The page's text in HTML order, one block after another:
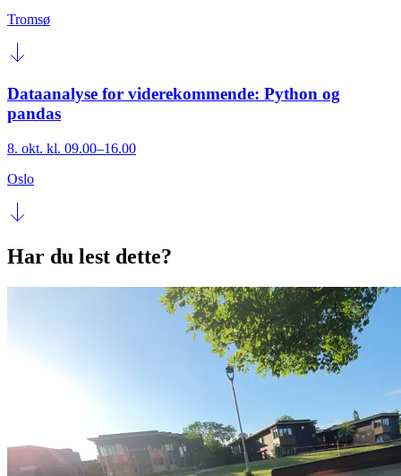
Tromsø
Dataanalyse for viderekommende: Python og
pandas
8. okt. kl. 09.00–16.00
Oslo
Har du lest dette?